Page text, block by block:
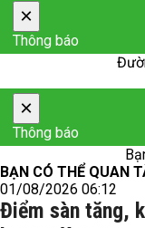
×
Thông báo
×
Thông báo
BẠN CÓ THỂ QUAN
01/08/2026 06:12
Điểm sàn tăng,